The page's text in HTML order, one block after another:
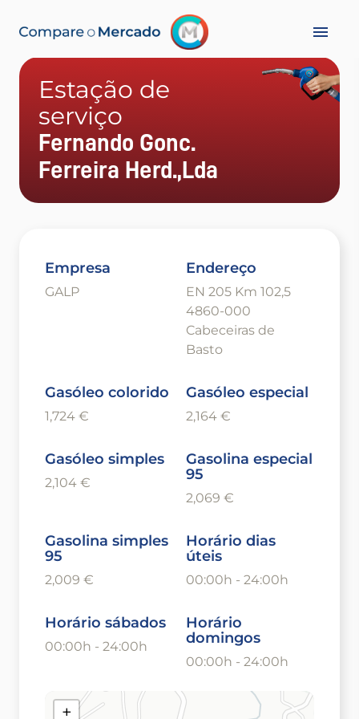
Estação de
serviço
Fernando Gonc.
Ferreira Herd.,Lda
Empresa
GALP
Endereço
EN 205 Km 102,5
4860-000
Cabeceiras de
Basto
Gasóleo colorido
1,724 €
Gasóleo especial
2,164 €
Gasóleo simples
2,104 €
Gasolina especial
95
2,069 €
Gasolina simples
95
2,009 €
Horário dias
úteis
00:00h - 24:00h
Horário sábados
00:00h - 24:00h
Horário
domingos
00:00h - 24:00h
+